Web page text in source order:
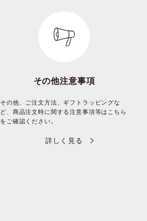
その他注意事項
その他、ご注文方法、ギフトラッピングな
ど、商品注文時に関する注意事項等はこちら
をご確認ください。
詳しく見る